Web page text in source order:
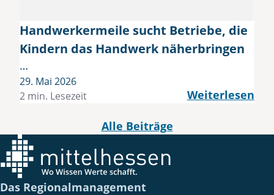
Handwerkermeile sucht Betriebe, die
Kindern das Handwerk näherbringen
…
29. Mai 2026
2 min. Lesezeit
Weiterlesen
Alle Beiträge
Das Regionalmanagement